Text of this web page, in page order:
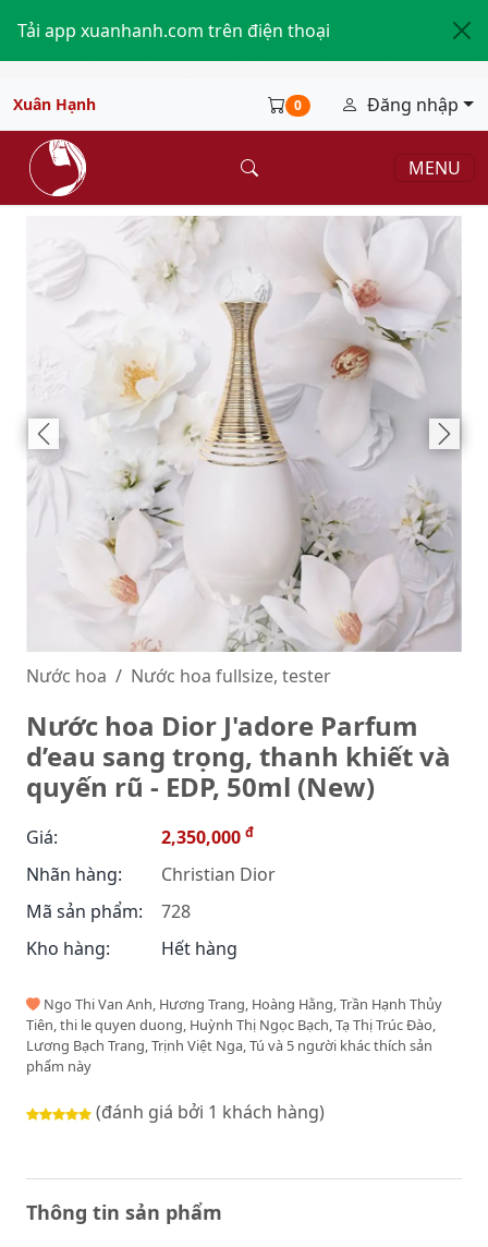
Tải app xuanhanh.com trên điện thoại
Xuân Hạnh 0 Đăng nhập
MENU
Nước hoa Nước hoa fullsize, tester
Nước hoa Dior J'adore Parfum
d’eau sang trọng, thanh khiết và
quyến rũ - EDP, 50ml (New)
Giá: 2,350,000 đ
Nhãn hàng:
Christian Dior
Mã sản phẩm:
728
Kho hàng:
Hết hàng
Ngo Thi Van Anh, Hương Trang, Hoàng Hằng, Trần Hạnh Thủy
Tiên, thi le quyen duong, Huỳnh Thị Ngọc Bạch, Tạ Thị Trúc Đào,
Lương Bạch Trang, Trịnh Việt Nga, Tú và 5 người khác thích sản
phẩm này
(đánh giá bởi 1 khách hàng)
Thông tin sản phẩm